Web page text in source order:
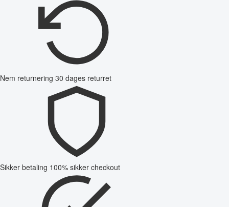
Nem returnering 30 dages returret
Sikker betaling 100% sikker checkout